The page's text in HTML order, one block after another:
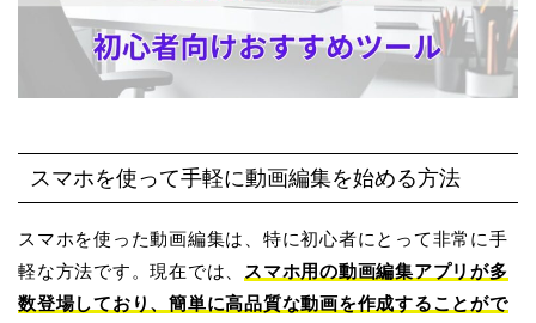
スマホを使って手軽に動画編集を始める方法
スマホを使った動画編集は、特に初心者にとって非常に手
軽な方法です。現在では、
スマホ用の動画編集アプリが多
数登場しており、簡単に高品質な動画を作成することがで